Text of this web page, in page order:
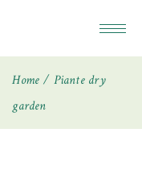
Home
Piante dry
garden